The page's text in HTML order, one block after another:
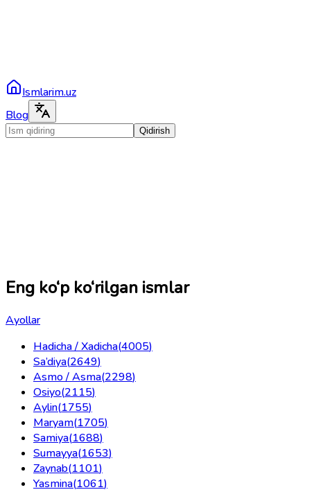
Ismlarim.uz
Blog
Qidirish
Eng ko‘p ko‘rilgan ismlar
Ayollar
Hadicha / Xadicha(4005)
Sa’diya(2649)
Asmo / Asma(2298)
Osiyo(2115)
Aylin(1755)
Maryam(1705)
Samiya(1688)
Sumayya(1653)
Zaynab(1101)
Yasmina(1061)